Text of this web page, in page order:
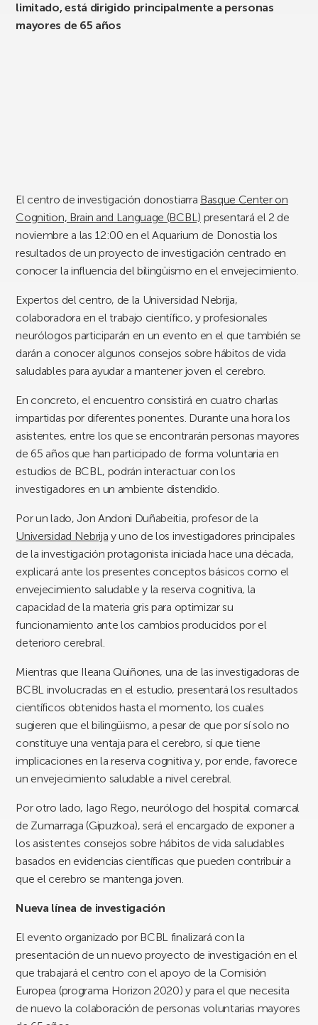
limitado, está dirigido principalmente a personas
mayores de 65 años
El centro de investigación donostiarra Basque Center on
Cognition, Brain and Language (BCBL) presentará el 2 de
noviembre a las 12:00 en el Aquarium de Donostia los
resultados de un proyecto de investigación centrado en
conocer la influencia del bilingüismo en el envejecimiento.
Expertos del centro, de la Universidad Nebrija,
colaboradora en el trabajo científico, y profesionales
neurólogos participarán en un evento en el que también se
darán a conocer algunos consejos sobre hábitos de vida
saludables para ayudar a mantener joven el cerebro.
En concreto, el encuentro consistirá en cuatro charlas
impartidas por diferentes ponentes. Durante una hora los
asistentes, entre los que se encontrarán personas mayores
de 65 años que han participado de forma voluntaria en
estudios de BCBL, podrán interactuar con los
investigadores en un ambiente distendido.
Por un lado, Jon Andoni Duñabeitia, profesor de la
Universidad Nebrija y uno de los investigadores principales
de la investigación protagonista iniciada hace una década,
explicará ante los presentes conceptos básicos como el
envejecimiento saludable y la reserva cognitiva, la
capacidad de la materia gris para optimizar su
funcionamiento ante los cambios producidos por el
deterioro cerebral.
Mientras que Ileana Quiñones, una de las investigadoras de
BCBL involucradas en el estudio, presentará los resultados
científicos obtenidos hasta el momento, los cuales
sugieren que el bilingüismo, a pesar de que por sí solo no
constituye una ventaja para el cerebro, sí que tiene
implicaciones en la reserva cognitiva y, por ende, favorece
un envejecimiento saludable a nivel cerebral.
Por otro lado, Iago Rego, neurólogo del hospital comarcal
de Zumarraga (Gipuzkoa), será el encargado de exponer a
los asistentes consejos sobre hábitos de vida saludables
basados en evidencias científicas que pueden contribuir a
que el cerebro se mantenga joven.
Nueva línea de investigación
El evento organizado por BCBL finalizará con la
presentación de un nuevo proyecto de investigación en el
que trabajará el centro con el apoyo de la Comisión
Europea (programa Horizon 2020) y para el que necesita
de nuevo la colaboración de personas voluntarias mayores